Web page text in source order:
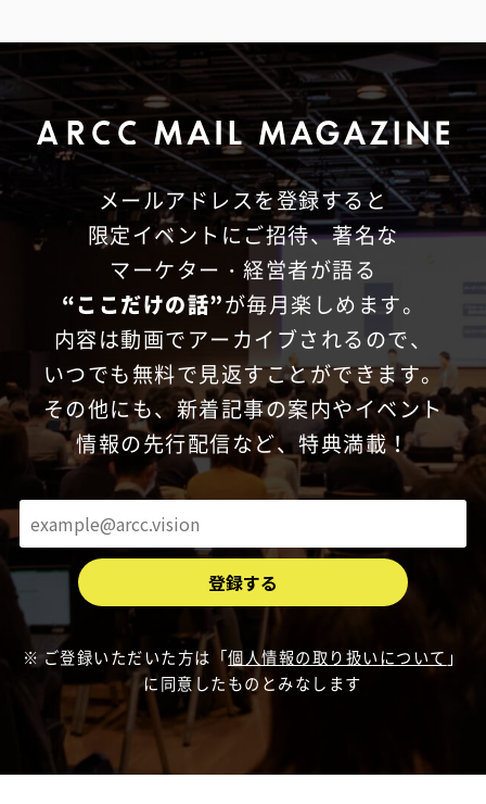
メールアドレスを登録すると
限定イベントにご招待、著名な
マーケター・経営者が語る
“ここだけの話”が毎月楽しめます。
内容は動画でアーカイブされるので、
いつでも無料で見返すことができます。
その他にも、新着記事の案内やイベント
情報の先行配信など、特典満載！
ご登録いただいた方は「個人情報の取り扱いについて 」
に同意したものとみなします